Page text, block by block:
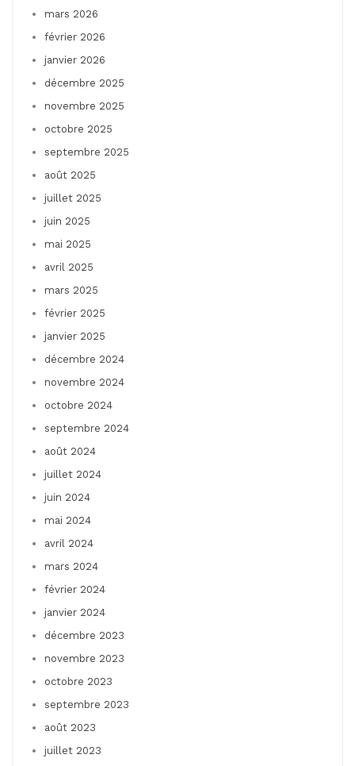
mars 2026
février 2026
janvier 2026
décembre 2025
novembre 2025
octobre 2025
septembre 2025
août 2025
juillet 2025
juin 2025
mai 2025
avril 2025
mars 2025
février 2025
janvier 2025
décembre 2024
novembre 2024
octobre 2024
septembre 2024
août 2024
juillet 2024
juin 2024
mai 2024
avril 2024
mars 2024
février 2024
janvier 2024
décembre 2023
novembre 2023
octobre 2023
septembre 2023
août 2023
juillet 2023